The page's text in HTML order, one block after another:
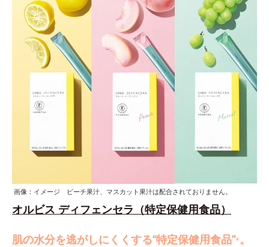
画像：イメージ ピーチ果汁、マスカット果汁は配合されておりません。
オルビス ディフェンセラ（特定保健用食品）
肌の水分を逃がしにくくする“特定保健用食品”*。